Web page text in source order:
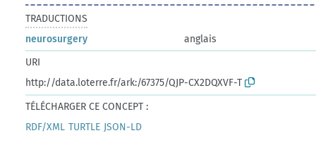
TRADUCTIONS
neurosurgery
anglais
URI
http://data.loterre.fr/ark:/67375/QJP-CX2DQXVF-T
TÉLÉCHARGER CE CONCEPT :
RDF/XML TURTLE JSON-LD